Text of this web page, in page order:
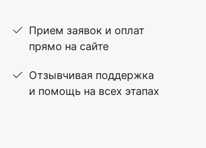
Прием заявок и оплат
прямо на сайте
Отзывчивая поддержка
и помощь на всех этапах